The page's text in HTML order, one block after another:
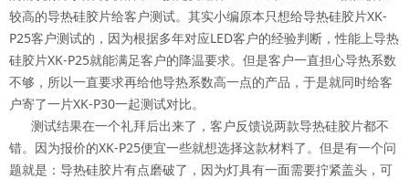
较高的导热硅胶片给客户测试。其实小编原本只想给导热硅胶片XK-
P25客户测试的，因为根据多年对应LED客户的经验判断，性能上导热
硅胶片XK-P25就能满足客户的降温要求。但是客户一直担心导热系数
不够，所以一直要求再给他导热系数高一点的产品，于是就同时给客
户寄了一片XK-P30一起测试对比。
测试结果在一个礼拜后出来了，客户反馈说两款导热硅胶片都不
错。因为报价的XK-P25便宜一些就想选择这款材料了。但是有一个问
题就是：导热硅胶片有点磨破了，因为灯具有一面需要拧紧盖头，可